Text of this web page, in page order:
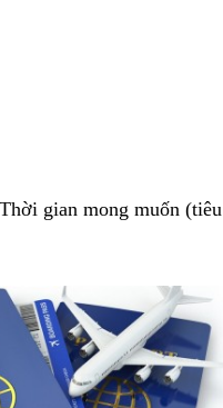
gian mong muốn (tiêu